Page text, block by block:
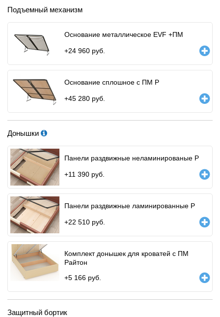
Подъемный механизм
Основание металлическое EVF +ПМ
+24 960 руб.
Основание сплошное с ПМ Р
+45 280 руб.
Донышки
Панели раздвижные неламинированые Р
+11 390 руб.
Панели раздвижные ламинированные Р
+22 510 руб.
Комплект донышек для кроватей с ПМ
Райтон
+5 166 руб.
Защитный бортик